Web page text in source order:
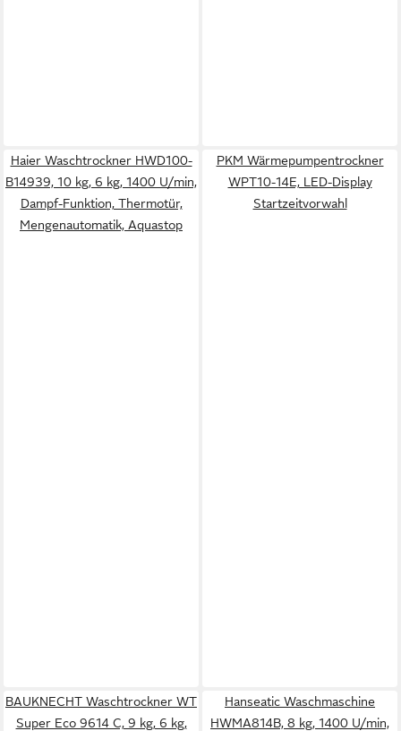
Haier Waschtrockner HWD100-
B14939, 10 kg, 6 kg, 1400 U/min,
Dampf-Funktion, Thermotür,
Mengenautomatik, Aquastop
PKM Wärmepumpentrockner
WPT10-14E, LED-Display
Startzeitvorwahl
BAUKNECHT Waschtrockner WT
Super Eco 9614 C, 9 kg, 6 kg,
Hanseatic Waschmaschine
HWMA814B, 8 kg, 1400 U/min,